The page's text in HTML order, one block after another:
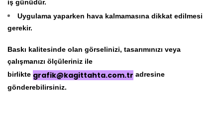
iş günüdür.
Uygulama yaparken hava kalmamasına dikkat edilmesi
gerekir.
Baskı kalitesinde olan görselinizi, tasarımınızı veya
çalışmanızı ölçüleriniz ile
birlikte grafik@kagittahta.com.tr adresine
gönderebilirsiniz.